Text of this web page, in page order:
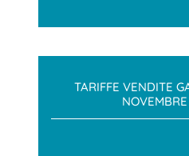
TARIFFE VENDITE